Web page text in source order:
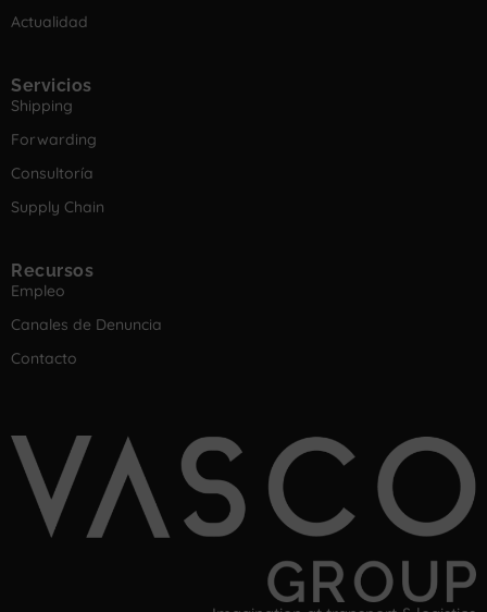
Actualidad
Servicios
Shipping
Forwarding
Consultoría
Supply Chain
Recursos
Empleo
Canales de Denuncia
Contacto